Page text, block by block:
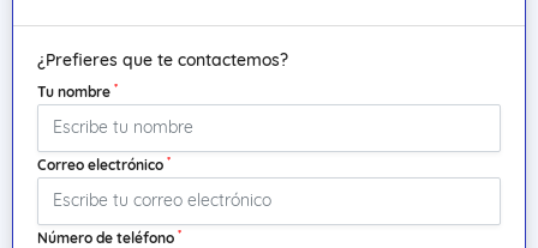
¿Prefieres que te contactemos?
Tu nombre *
Correo electrónico *
Número de teléfono *